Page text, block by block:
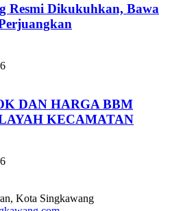
Resmi Dikukuhkan, Bawa
DAN HARGA BBM
KECAMATAN
Kota Singkawang